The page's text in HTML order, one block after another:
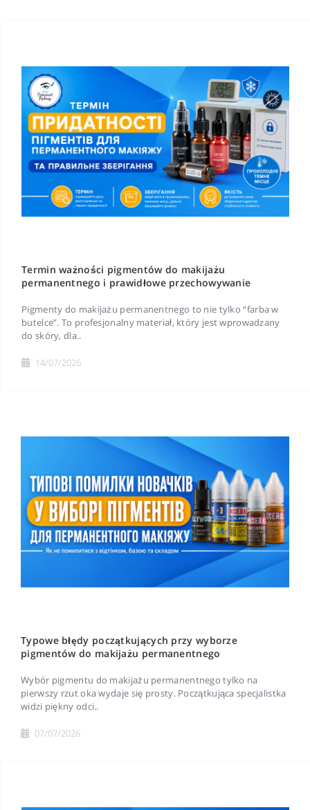
Termin ważności pigmentów do makijażu
permanentnego i prawidłowe przechowywanie
Pigmenty do makijażu permanentnego to nie tylko “farba w
butelce”. To profesjonalny materiał, który jest wprowadzany
do skóry, dla..
14/07/2026
Typowe błędy początkujących przy wyborze
pigmentów do makijażu permanentnego
Wybór pigmentu do makijażu permanentnego tylko na
pierwszy rzut oka wydaje się prosty. Początkująca specjalistka
widzi piękny odci..
07/07/2026